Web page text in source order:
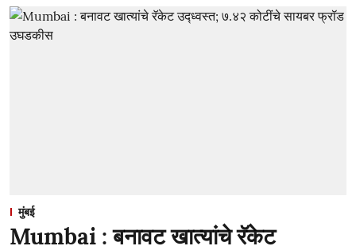
मुंबई
Mumbai : बनावट खात्यांचे रॅकेट